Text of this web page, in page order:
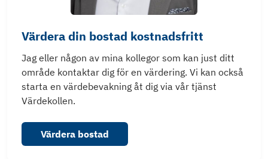
Värdera din bostad kostnadsfritt
Jag eller någon av mina kollegor som kan just ditt
område kontaktar dig för en värdering. Vi kan också
starta en värdebevakning åt dig via vår tjänst
Värdekollen.
Värdera bostad